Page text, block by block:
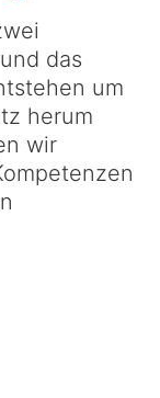
das
um
herum
wir